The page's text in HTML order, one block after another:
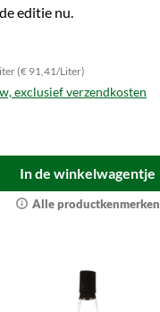
editie nu.
(€ 91,41/Liter)
exclusief verzendkosten
In de winkelwagentje
Alle productkenmerken